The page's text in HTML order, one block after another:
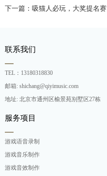
联系我们
TEL：13180318830
邮箱: shichang@qiyimusic.com
地址: 北京市通州区榆景苑别墅区27栋
服务项目
游戏语音录制
游戏音乐制作
游戏音效制作